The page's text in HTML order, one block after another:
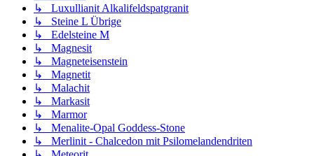
↳ Luxullianit Alkalifeldspatgranit
↳ Steine L Übrige
↳ Edelsteine M
↳ Magnesit
↳ Magneteisenstein
↳ Magnetit
↳ Malachit
↳ Markasit
↳ Marmor
↳ Menalite-Opal Goddess-Stone
↳ Merlinit - Chalcedon mit Psilomelandendriten